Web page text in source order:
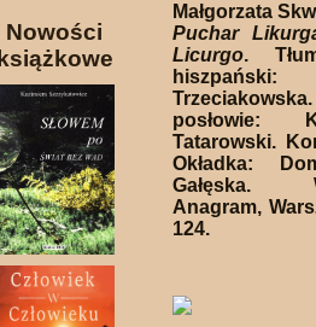
Nowości
książkowe
Małgorzata
Puchar
Licurgo.
posłowie:
Tatarowski.
Okładka:
Gałęska.
Anagram,
124.